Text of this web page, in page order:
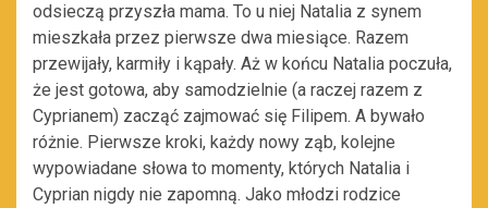
odsieczą przyszła mama. To u niej Natalia z synem
mieszkała przez pierwsze dwa miesiące. Razem
przewijały, karmiły i kąpały. Aż w końcu Natalia poczuła,
że jest gotowa, aby samodzielnie (a raczej razem z
Cyprianem) zacząć zajmować się Filipem. A bywało
różnie. Pierwsze kroki, każdy nowy ząb, kolejne
wypowiadane słowa to momenty, których Natalia i
Cyprian nigdy nie zapomną. Jako młodzi rodzice